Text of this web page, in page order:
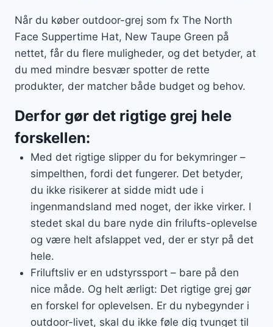
Når du køber outdoor-grej som fx The North
Face Suppertime Hat, New Taupe Green på
nettet, får du flere muligheder, og det betyder, at
du med mindre besvær spotter de rette
produkter, der matcher både budget og behov.
Derfor gør det rigtige grej hele
forskellen:
Med det rigtige slipper du for bekymringer –
simpelthen, fordi det fungerer. Det betyder,
du ikke risikerer at sidde midt ude i
ingenmandsland med noget, der ikke virker. I
stedet skal du bare nyde din frilufts-oplevelse
og være helt afslappet ved, der er styr på det
hele.
Friluftsliv er en udstyrssport – bare på den
nice måde. Og helt ærligt: Det rigtige grej gør
en forskel for oplevelsen. Er du nybegynder i
outdoor-livet, skal du ikke føle dig tvunget til